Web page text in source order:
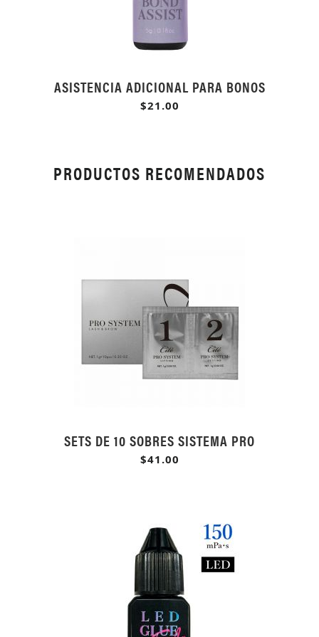
ASISTENCIA ADICIONAL PARA BONOS
$21.00
PRODUCTOS RECOMENDADOS
SETS DE 10 SOBRES SISTEMA PRO
$41.00